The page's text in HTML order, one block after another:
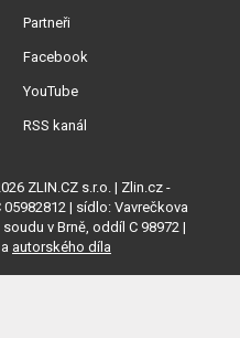
Partneři
Facebook
YouTube
RSS kanál
ZLIN.CZ s.r.o. | Zlin.cz -
05982812 | sídlo: Vavrečkova
v Brně, oddíl C 98972 |
a autorského díla